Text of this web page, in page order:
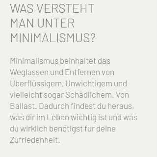
WAS VERSTEHT
MAN UNTER
MINIMALISMUS?
Minimalismus beinhaltet das
Weglassen und Entfernen von
Überflüssigem, Unwichtigem und
vielleicht sogar Schädlichem. Von
Ballast. Dadurch findest du heraus,
was dir im Leben wichtig ist und was
du wirklich benötigst für deine
Zufriedenheit.